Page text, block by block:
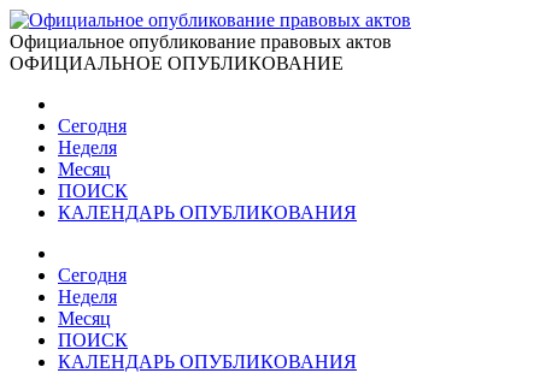
Официальное опубликование правовых актов
ОФИЦИАЛЬНОЕ ОПУБЛИКОВАНИЕ
Сегодня
Неделя
Месяц
ПОИСК
КАЛЕНДАРЬ ОПУБЛИКОВАНИЯ
Сегодня
Неделя
Месяц
ПОИСК
КАЛЕНДАРЬ ОПУБЛИКОВАНИЯ